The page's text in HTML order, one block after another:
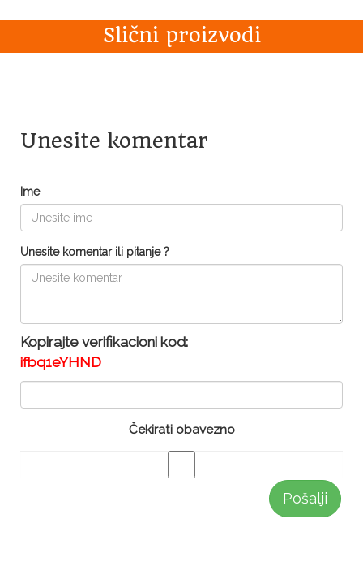
Slični proizvodi
Unesite komentar
Ime
Unesite komentar ili pitanje ?
Kopirajte verifikacioni kod:
ifbq1eYHND
Čekirati obavezno
Pošalji